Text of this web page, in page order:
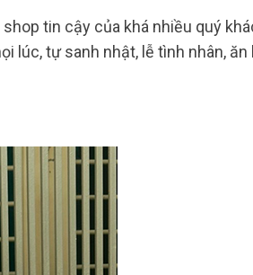
tin cậy của khá nhiều quý
lúc, tự sanh nhật, lễ tình nhân, ăn